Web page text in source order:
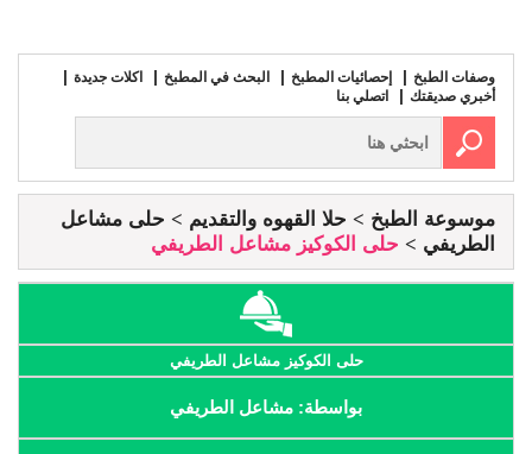
وصفات الطبخ إحصائيات المطبخ البحث في المطبخ
اكلات جديدة
أخبري صديقتك
اتصلي بنا
موسوعة الطبخ حلا القهوه والتقديم
حلى مشاعل
الطريفي
حلى الكوكيز مشاعل الطريفي
حلى الكوكيز مشاعل الطريفي
بواسطة: مشاعل الطريفي